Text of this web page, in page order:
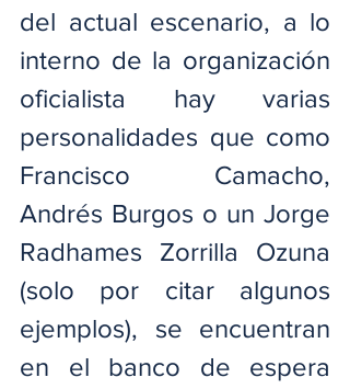
del actual escenario, a lo
interno de la organización
oficialista hay varias
personalidades que como
Francisco Camacho,
Andrés Burgos o un Jorge
Radhames Zorrilla Ozuna
(solo por citar algunos
ejemplos), se encuentran
en el banco de espera